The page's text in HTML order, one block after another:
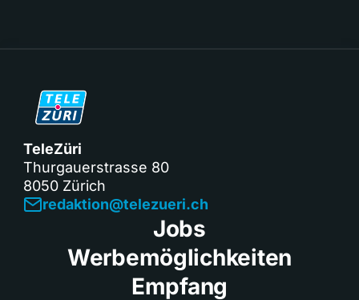
TeleZüri
Thurgauerstrasse 80
8050 Zürich
redaktion@telezueri.ch
Jobs
Werbemöglichkeiten
Empfang